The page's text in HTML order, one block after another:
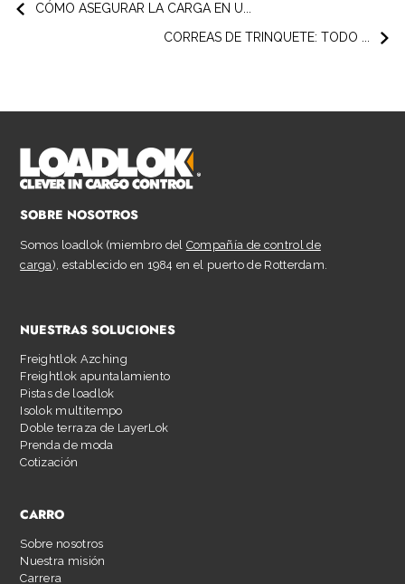
CÓMO ASEGURAR LA CARGA EN U...
CORREAS DE TRINQUETE: TODO ...
SOBRE NOSOTROS
Somos loadlok (miembro del Compañía de control de
carga), establecido en 1984 en el puerto de Rotterdam.
NUESTRAS SOLUCIONES
Freightlok Azching
Freightlok apuntalamiento
Pistas de loadlok
Isolok multitempo
Doble terraza de LayerLok
Prenda de moda
Cotización
CARRO
Sobre nosotros
Nuestra misión
Carrera